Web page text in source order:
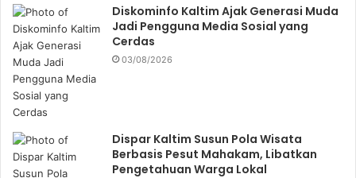
Diskominfo Kaltim Ajak Generasi Muda
Jadi Pengguna Media Sosial yang
Cerdas
03/08/2026
Dispar Kaltim Susun Pola Wisata
Berbasis Pesut Mahakam, Libatkan
Pengetahuan Warga Lokal